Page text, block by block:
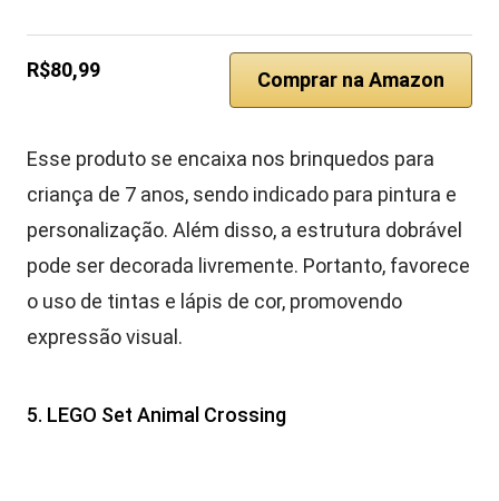
R$80,99 Comprar na Amazon
Esse produto se encaixa nos brinquedos para
criança de 7 anos, sendo indicado para pintura e
personalização. Além disso, a estrutura dobrável
pode ser decorada livremente. Portanto, favorece
o uso de tintas e lápis de cor, promovendo
expressão visual.
5. LEGO Set Animal Crossing